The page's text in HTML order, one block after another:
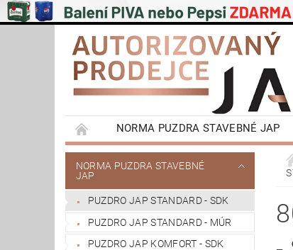
NORMA PUZDRA STAVEBNÉ JAP
EMOTIVE II BEZOBLOŽKOVÉ PUZDRA
POSUVNÉ SYSTÉMY NA STENU A DO
VÝPRODEJ
OBCHODNÍ PODMÍNKY
REFERENCIE ZÁKAZNÍKOV
NAŠE
NORMA PUZDRA STAVEBNÉ
JAP
PUZDRO JAP STANDARD - SDK
PUZDRO JAP STANDARD - MÚR
PUZDRO JAP KOMFORT - SDK